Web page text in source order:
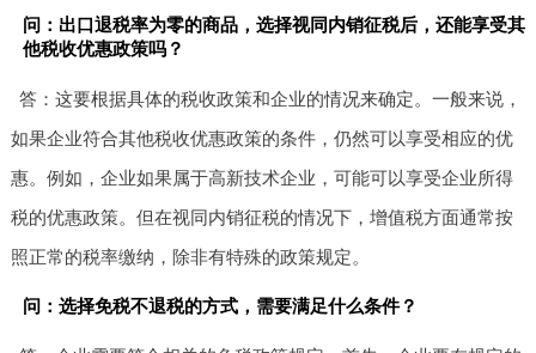
问：出口退税率为零的商品，选择视同内销征税后，还能享受其
他税收优惠政策吗？
答：这要根据具体的税收政策和企业的情况来确定。一般来说，
如果企业符合其他税收优惠政策的条件，仍然可以享受相应的优
惠。例如，企业如果属于高新技术企业，可能可以享受企业所得
税的优惠政策。但在视同内销征税的情况下，增值税方面通常按
照正常的税率缴纳，除非有特殊的政策规定。
问：选择免税不退税的方式，需要满足什么条件？